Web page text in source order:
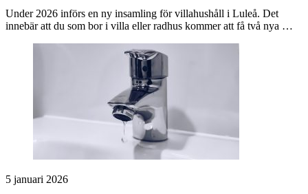
Under 2026 införs en ny insamling för villahushåll i Luleå. Det
innebär att du som bor i villa eller radhus kommer att få två nya …
5 januari 2026